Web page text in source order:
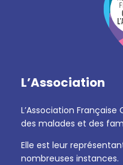
L’Association
L’Association
des malades et des
Elle est leur
nombreuses instances.